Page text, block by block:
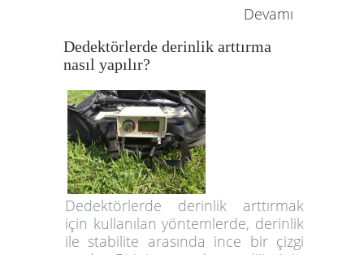
Devamı
Dedektörlerde derinlik arttırma
nasıl yapılır?
Dedektörlerde derinlik arttırmak
için kullanılan yöntemlerde, derinlik
ile stabilite arasında ince bir çizgi